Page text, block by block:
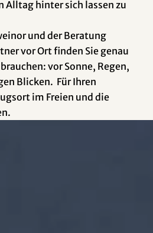
Alltag hinter sich lassen zu
und der Beratung
vor Ort finden Sie genau
vor Sonne, Regen,
Blicken. Für Ihren
im Freien und die